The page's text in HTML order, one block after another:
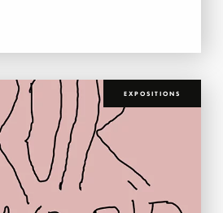
EXPOSITIONS